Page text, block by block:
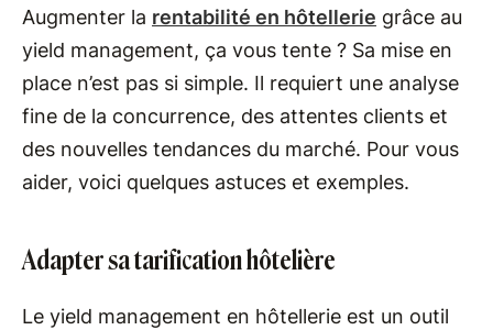
Augmenter la rentabilité en hôtellerie grâce au
yield management, ça vous tente ? Sa mise en
place n’est pas si simple. Il requiert une analyse
fine de la concurrence, des attentes clients et
des nouvelles tendances du marché. Pour vous
aider, voici quelques astuces et exemples.
Adapter sa tarification hôtelière
Le yield management en hôtellerie est un outil